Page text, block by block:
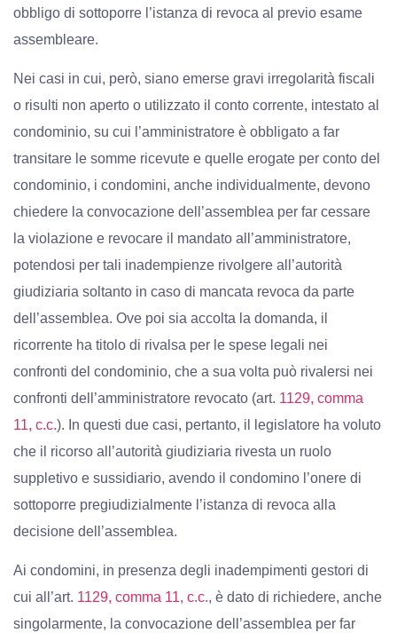
obbligo di sottoporre l’istanza di revoca al previo esame
assembleare.
Nei casi in cui, però, siano emerse gravi irregolarità fiscali
o risulti non aperto o utilizzato il conto corrente, intestato al
condominio, su cui l’amministratore è obbligato a far
transitare le somme ricevute e quelle erogate per conto del
condominio, i condomini, anche individualmente, devono
chiedere la convocazione dell’assemblea per far cessare
la violazione e revocare il mandato all’amministratore,
potendosi per tali inadempienze rivolgere all’autorità
giudiziaria soltanto in caso di mancata revoca da parte
dell’assemblea. Ove poi sia accolta la domanda, il
ricorrente ha titolo di rivalsa per le spese legali nei
confronti del condominio, che a sua volta può rivalersi nei
confronti dell’amministratore revocato (art. 1129, comma
11, c.c.). In questi due casi, pertanto, il legislatore ha voluto
che il ricorso all’autorità giudiziaria rivesta un ruolo
suppletivo e sussidiario, avendo il condomino l’onere di
sottoporre pregiudizialmente l’istanza di revoca alla
decisione dell’assemblea.
Ai condomini, in presenza degli inadempimenti gestori di
cui all’art. 1129, comma 11, c.c., è dato di richiedere, anche
singolarmente, la convocazione dell’assemblea per far